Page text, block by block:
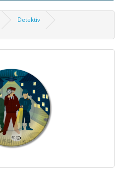
Detektiv